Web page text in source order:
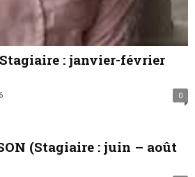
: janvier-février
0
(Stagiaire : juin – août